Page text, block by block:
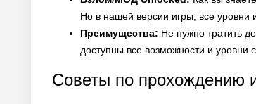
Но в нашей версии игры, все уровни
Преимущества: Не нужно тратить
доступны все возможности и уровни
Советы по прохождению